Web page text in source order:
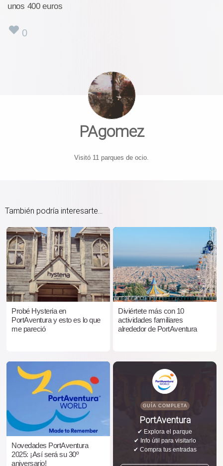
unos 400 euros
0
PAgomez
Visitó 11 parques de ocio.
También podría interesarte...
Probé Hysteria en
PortAventura y esto es lo que
me pareció
Diviértete más con 10
actividades familiares
alrededor de PortAventura
Novedades PortAventura
2025: ¡Así será su 30º
aniversario!
GUÍA COMPLETA
PortAventura
✔ Explora el parque
✔ Info útil para visitarlo
✔ Compra tus entradas